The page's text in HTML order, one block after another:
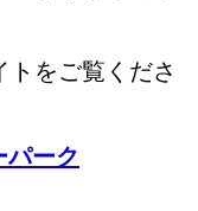
をご覧くださ
パーク